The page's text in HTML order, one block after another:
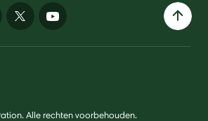
Alle rechten voorbehouden.